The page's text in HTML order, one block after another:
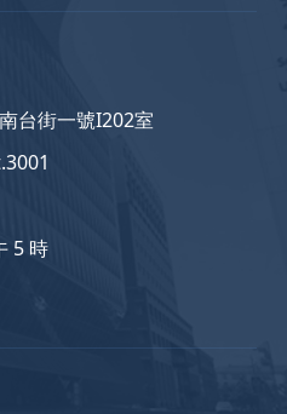
台街一號I202室
5 時